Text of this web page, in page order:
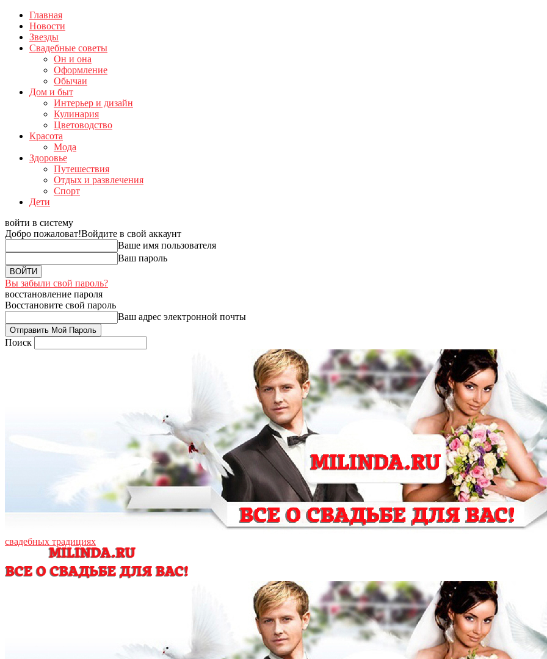
Главная
Новости
Звезды
Свадебные советы
Он и она
Оформление
Обычаи
Дом и быт
Интерьер и дизайн
Кулинария
Цветоводство
Красота
Мода
Здоровье
Путешествия
Отдых и развлечения
Спорт
Дети
войти в систему
Добро пожаловат!Войдите в свой аккаунт
Ваше имя пользователя
Ваш пароль
Вы забыли свой пароль?
восстановление пароля
Восстановите свой пароль
Ваш адрес электронной почты
Поиск
свадебных традициях